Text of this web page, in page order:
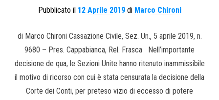
Pubblicato il 12 Aprile 2019di Marco Chironi
di Marco Chironi Cassazione Civile, Sez. Un., 5 aprile 2019, n.
9680 – Pres. Cappabianca, Rel. Frasca Nell’importante
decisione de qua, le Sezioni Unite hanno ritenuto inammissibile
il motivo di ricorso con cui è stata censurata la decisione della
Corte dei Conti, per preteso vizio di eccesso di potere